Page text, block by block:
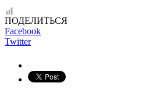
ПОДЕЛИТЬСЯ
Facebook
Twitter